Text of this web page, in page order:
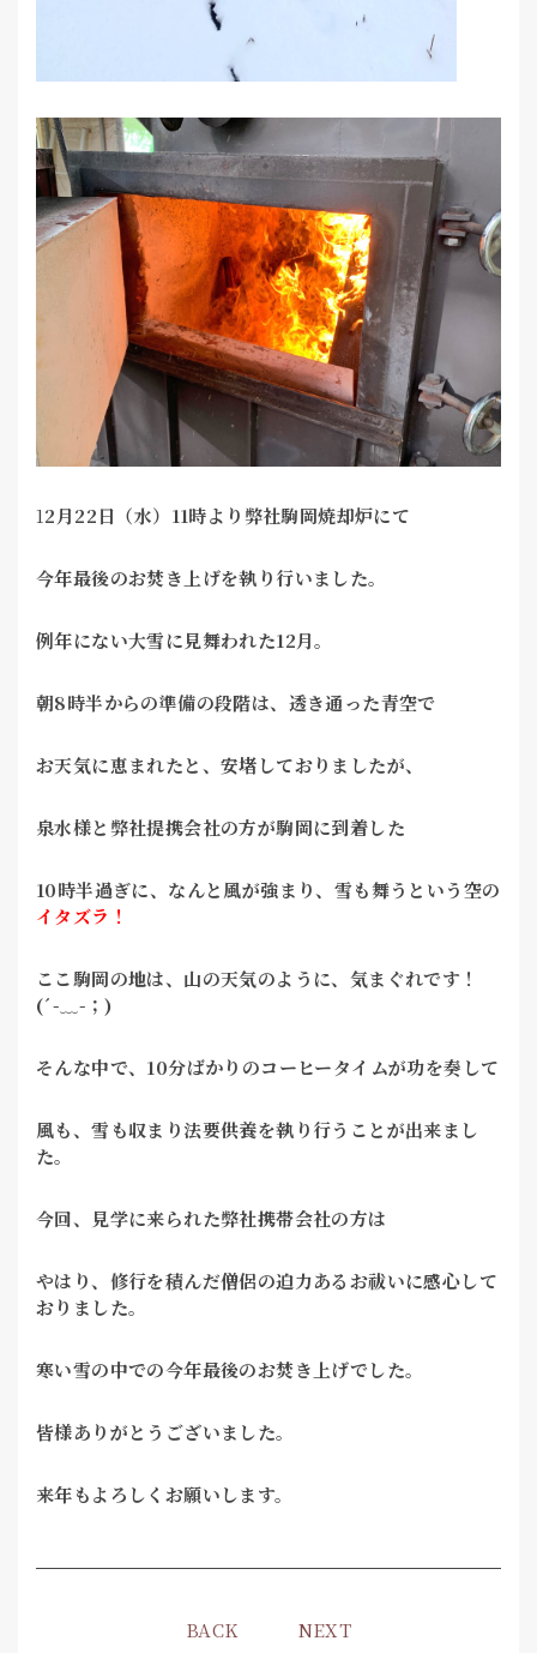
12月22日（水）11時より弊社駒岡焼却炉にて
今年最後のお焚き上げを執り行いました。
例年にない大雪に見舞われた12月。
朝8時半からの準備の段階は、透き通った青空で
お天気に恵まれたと、安堵しておりましたが、
泉水様と弊社提携会社の方が駒岡に到着した
10時半過ぎに、なんと風が強まり、雪も舞うという空の
イタズラ！
ここ駒岡の地は、山の天気のように、気まぐれです！
(´-﹏-；)
そんな中で、10分ばかりのコーヒータイムが功を奏して
風も、雪も収まり法要供養を執り行うことが出来まし
た。
今回、見学に来られた弊社携帯会社の方は
やはり、修行を積んだ僧侶の迫力あるお祓いに感心して
おりました。
寒い雪の中での今年最後のお焚き上げでした。
皆様ありがとうございました。
来年もよろしくお願いします。
BACK NEXT